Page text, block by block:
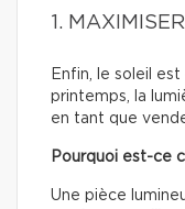
1.
Enfin, le soleil
printemps, la
en tant que
Pourquoi est-ce
Une pièce